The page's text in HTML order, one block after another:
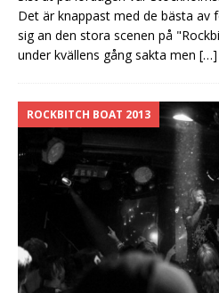
Det är knappast med de bästa
sig an den stora scenen på
under kvällens gång sakta men […]
ROCKBITCH BOAT 2013